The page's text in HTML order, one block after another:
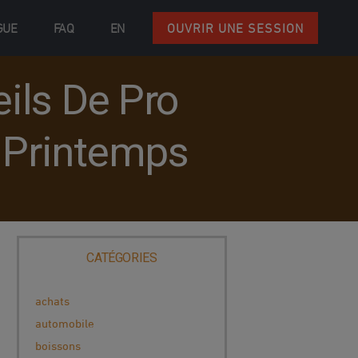
FAQ EN OUVRIR UNE SESSION
De Pro
CATÉGORIES
achats
automobile
boissons